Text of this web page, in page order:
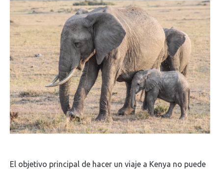
El objetivo principal de hacer un viaje a Kenya no puede